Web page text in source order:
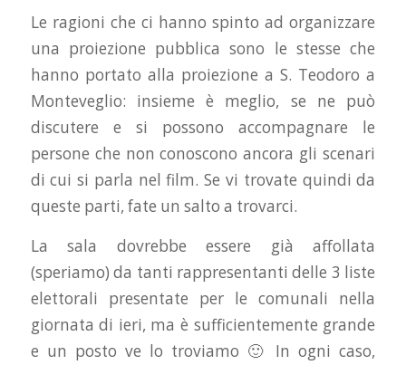
Le ragioni che ci hanno spinto ad organizzare
una proiezione pubblica sono le stesse che
hanno portato alla proiezione a S. Teodoro a
Monteveglio: insieme è meglio, se ne può
discutere e si possono accompagnare le
persone che non conoscono ancora gli scenari
di cui si parla nel film. Se vi trovate quindi da
queste parti, fate un salto a trovarci.
La sala dovrebbe essere già affollata
(speriamo) da tanti rappresentanti delle 3 liste
elettorali presentate per le comunali nella
giornata di ieri, ma è sufficientemente grande
e un posto ve lo troviamo 🙂 In ogni caso,